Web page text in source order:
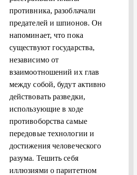
противника, разоблачали
предателей и шпионов. Он
напоминает, что пока
существуют государства,
независимо от
взаимоотношений их глав
между собой, будут активно
действовать разведки,
использующие в ходе
противоборства самые
передовые технологии и
достижения человеческого
разума. Тешить себя
иллюзиями о паритетном